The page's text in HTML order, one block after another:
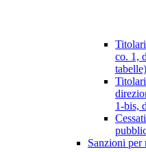
co. 1,
tabelle)
1-bis,
Sanzioni per